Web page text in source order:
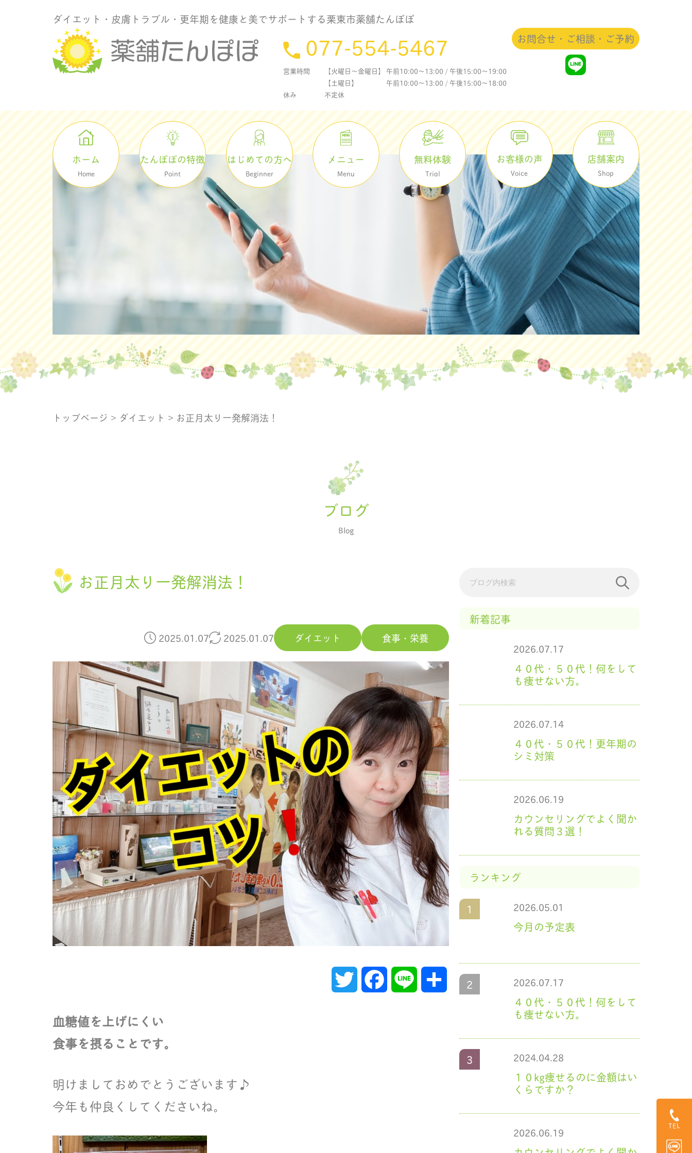
ダイエット・皮膚トラブル・更年期を健康と美でサポートする栗東市薬舗たんぽぽ
077-554-5467
営業時間
【火曜日〜金曜日】 午前10:00〜13:00 / 午後15:00〜19:00
【土曜日】 午前10:00〜13:00 / 午後15:00〜18:00
休み
不定休
お問合せ・ご相談・ご予約
ホーム
Home
たんぽぽの特徴
Point
はじめての方へ
Beginner
メニュー
Menu
無料体験
Trial
お客様の声
Voice
店舗案内
Shop
TEL
トップページ > ダイエット > お正月太り一発解消法！
ブログ
Blog
新着記事
2026.07.17
４０代・５０代！何をして
も痩せない方。
2026.07.14
４０代・５０代！更年期の
シミ対策
2026.06.19
カウンセリングでよく聞か
れる質問３選！
ランキング
2026.05.01
今月の予定表
2026.07.17
４０代・５０代！何をして
も痩せない方。
2024.04.28
１０kg痩せるのに金額はい
くらですか？
2026.06.19
お正月太り一発解消法！
2025.01.07 2025.01.07 ダイエット 食事・栄養
血糖値を上げにくい
食事を摂ることです。
明けましておめでとうございます♪
今年も仲良くしてくださいね。